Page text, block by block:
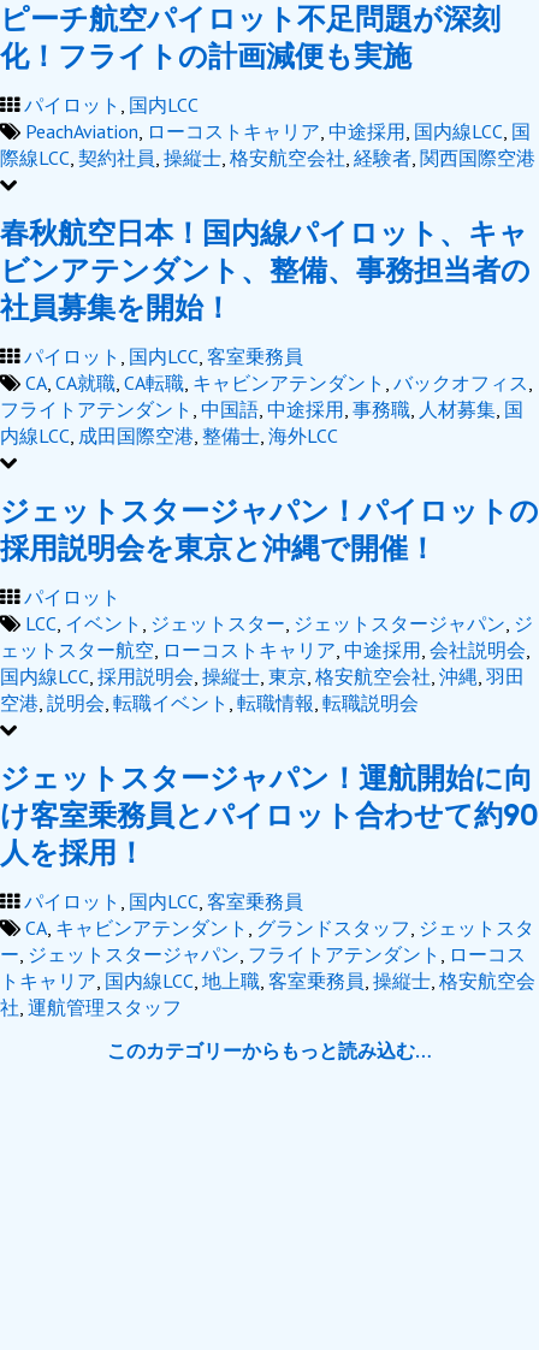
ピーチ航空パイロット不足問題が深刻
化！フライトの計画減便も実施
パイロット , 国内LCC
PeachAviation, ローコストキャリア, 中途採用, 国内線LCC, 国
際線LCC, 契約社員, 操縦士, 格安航空会社, 経験者, 関西国際空港
春秋航空日本！国内線パイロット、キャ
ビンアテンダント、整備、事務担当者の
社員募集を開始！
パイロット , 国内LCC, 客室乗務員
CA, CA就職, CA転職, キャビンアテンダント , バックオフィス,
フライトアテンダント , 中国語, 中途採用, 事務職, 人材募集, 国
内線LCC, 成田国際空港, 整備士, 海外LCC
ジェットスタージャパン！パイロットの
採用説明会を東京と沖縄で開催！
パイロット
LCC, イベント , ジェットスター, ジェットスタージャパン, ジ
ェットスター航空, ローコストキャリア, 中途採用, 会社説明会,
国内線LCC, 採用説明会, 操縦士, 東京, 格安航空会社, 沖縄, 羽田
空港, 説明会, 転職イベント , 転職情報, 転職説明会
ジェットスタージャパン！運航開始に向
け客室乗務員とパイロット合わせて約90
人を採用！
パイロット , 国内LCC, 客室乗務員
CA, キャビンアテンダント , グランドスタッフ, ジェットスタ
ー, ジェットスタージャパン, フライトアテンダント , ローコス
トキャリア, 国内線LCC, 地上職, 客室乗務員, 操縦士, 格安航空会
社, 運航管理スタッフ
このカテゴリーからもっと読み込む…